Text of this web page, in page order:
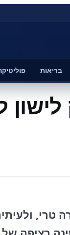
בריאות
טרי,